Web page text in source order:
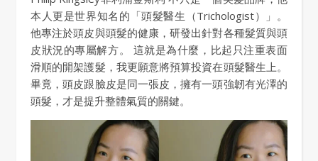
本人更是世界知名的「頭髮醫生（Trichologist）」。
他專注於頭皮與頭髮的健康，研發出針對各種髮質與頭
皮狀況的專屬解方。 這就是為什麼，比起只注重表面
滑順的開架護髮，我更願意將預算投資在頭髮醫生上。
畢竟，頭皮跟臉皮是同一張皮，擁有一頭強韌有光澤的
頭髮，才是提升整體氣質的關鍵。